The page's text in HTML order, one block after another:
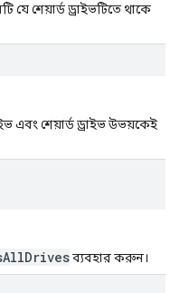
যে শেয়ার্ড ড্রাইভটিতে থাকে
এবং শেয়ার্ড ড্রাইভ উভয়কেই
ব্যবহার করুন।